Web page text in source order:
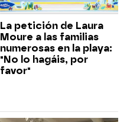
La petición de Laura
Moure a las familias
numerosas en la playa:
"No lo hagáis, por
favor"